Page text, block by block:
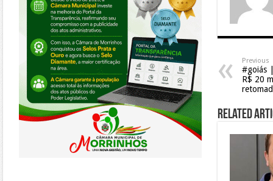
Previous
#goiás
R$ 20
Related